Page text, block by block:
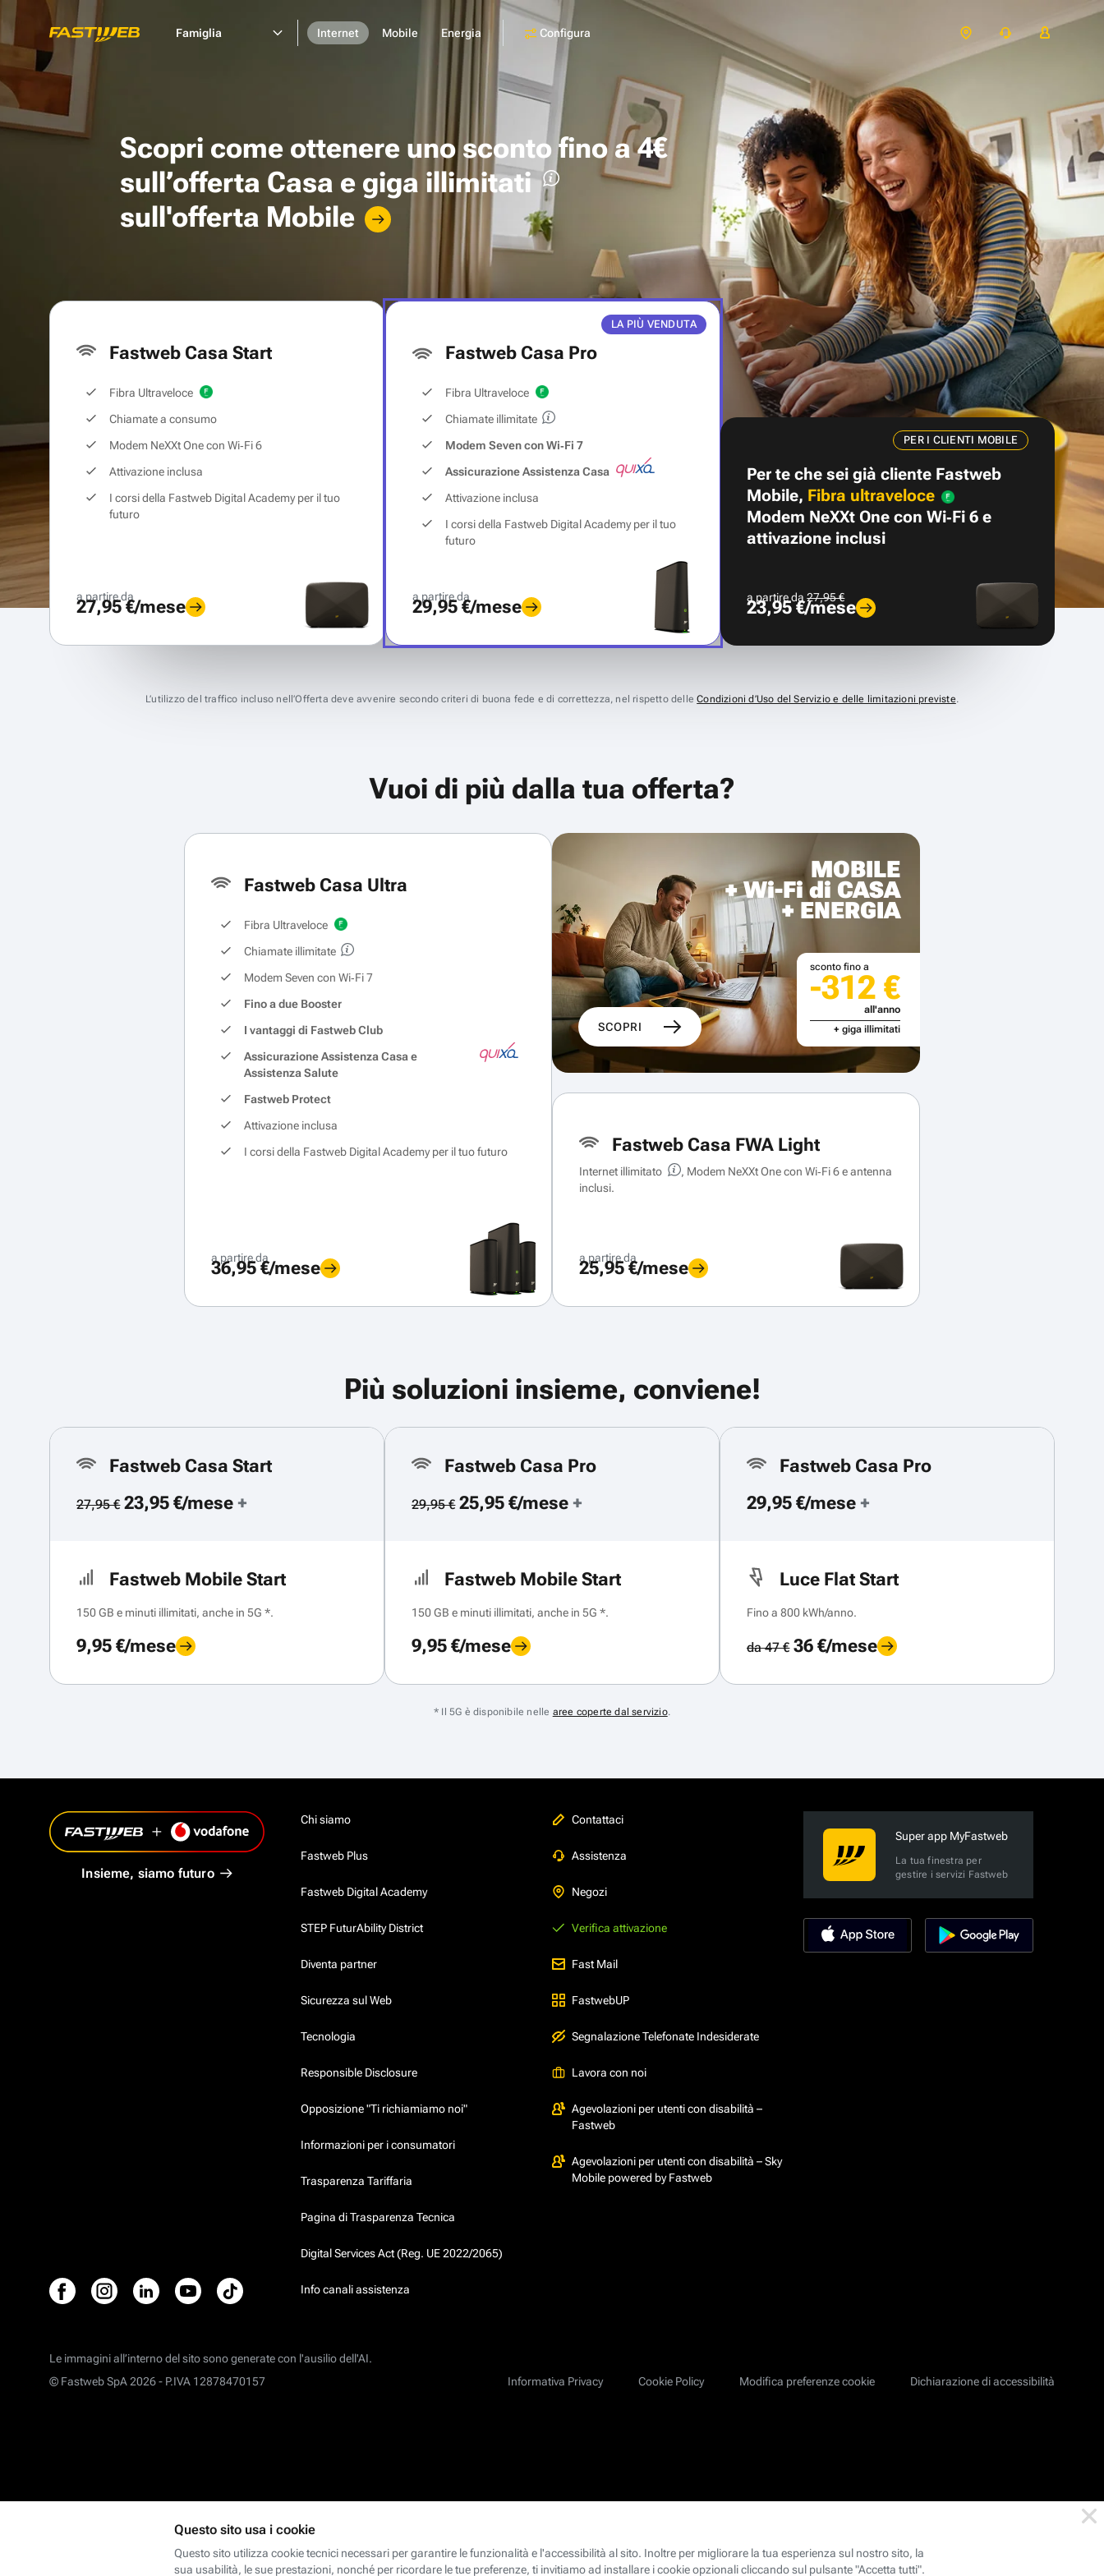
Famiglia Internet Mobile Energia Configura
Scopri come ottenere unosconto fino a 4€
sull’offerta Casa e giga illimitati
sull'offerta Mobile
Fastweb Casa Start
Fibra Ultraveloce
Chiamate a consumo
Modem NeXXt One con Wi‑Fi 6
Attivazione inclusa
I corsi della Fastweb Digital Academy per il tuo
futuro
a partire da
27,95 €/mese
LA PIÙ VENDUTA
Fastweb Casa Pro
Fibra Ultraveloce
Chiamate illimitate
Modem Seven con Wi‑Fi 7
Assicurazione Assistenza Casa
Attivazione inclusa
I corsi della Fastweb Digital Academy per il tuo
futuro
a partire da
29,95 €/mese
PER I CLIENTI MOBILE
Per te che sei già cliente Fastweb
Mobile, Fibra ultraveloce
Modem NeXXt One con Wi‑Fi 6 e
attivazione inclusi
a partire da27,95 €
23,95 €/mese
L’utilizzo del traffico incluso nell’Offerta deve avvenire secondo criteri di buona fede e di correttezza, nel rispetto delleCondizioni d’Uso del Servizio e delle limitazioni previste.
Vuoi di più dalla tua offerta?
Fastweb Casa Ultra
Fibra Ultraveloce
Chiamate illimitate
Modem Seven con Wi‑Fi 7
Fino a due Booster
I vantaggi di Fastweb Club
Assicurazione Assistenza Casa e
Assistenza Salute
Fastweb Protect
Attivazione inclusa
I corsi della Fastweb Digital Academy per il tuo futuro
a partire da
36,95 €/mese
MOBILE
+ Wi-Fi di CASA
+ ENERGIA
SCOPRI
sconto fino a
-312 €
all'anno
+ giga illimitati
Fastweb Casa FWA Light
Internet illimitato
, Modem NeXXt One con Wi‑Fi 6 e antenna
inclusi.
a partire da
25,95 €/mese
Più soluzioni insieme, conviene!
Fastweb Casa Start
27,95 €23,95 €/mese +
Fastweb Mobile Start
150 GB e minuti illimitati, anche in 5G *.
9,95 €/mese
Fastweb Casa Pro
29,95 €25,95 €/mese +
Fastweb Mobile Start
150 GB e minuti illimitati, anche in 5G *.
9,95 €/mese
Fastweb Casa Pro
29,95 €/mese +
Luce Flat Start
Fino a 800 kWh/anno.
da 47 €36 €/mese
* Il 5G è disponibile nelle aree coperte dal servizio.
Insieme, siamo futuro
Chi siamo
Fastweb Plus
Fastweb Digital Academy
STEP FuturAbility District
Diventa partner
Sicurezza sul Web
Tecnologia
Responsible Disclosure
Opposizione "Ti richiamiamo noi"
Informazioni per i consumatori
Trasparenza Tariffaria
Pagina di Trasparenza Tecnica
Digital Services Act (Reg. UE 2022/2065)
Info canali assistenza
Contattaci
Assistenza
Negozi
Verifica attivazione
Fast Mail
FastwebUP
Segnalazione Telefonate Indesiderate
Lavora con noi
Agevolazioni per utenti con disabilità –
Fastweb
Agevolazioni per utenti con disabilità – Sky
Mobile powered by Fastweb
Super app MyFastweb
La tua finestra per
gestire i servizi Fastweb
Le immagini all’interno del sito sono generate con l'ausilio dell'AI.
Informativa Privacy
Cookie Policy Modifica preferenze cookie Dichiarazione di accessibilità
© Fastweb SpA 2026 - P.IVA 12878470157